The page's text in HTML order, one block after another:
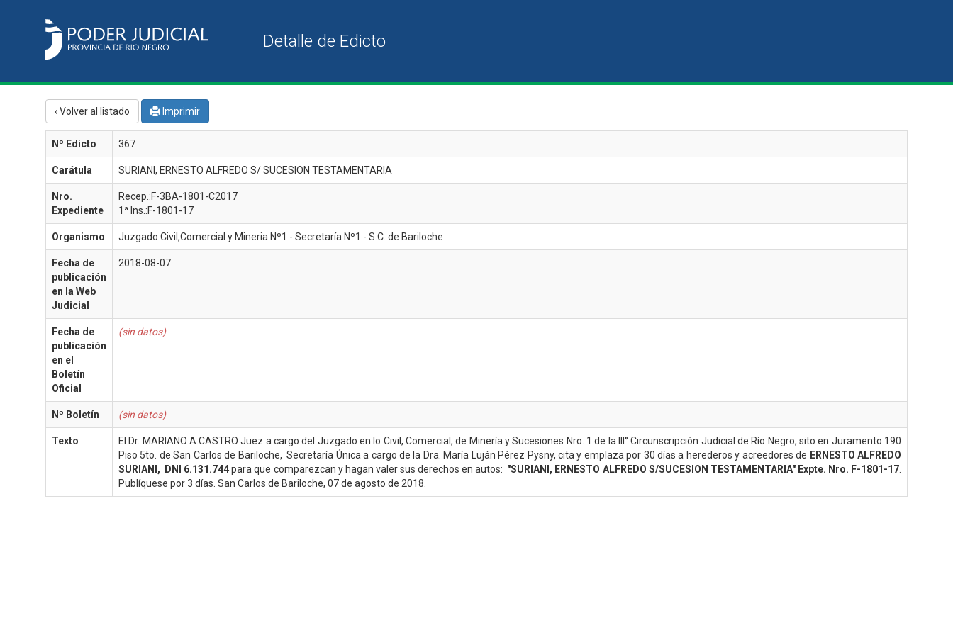
‹ Volver al listado Imprimir
Nº Edicto 367
Carátula SURIANI, ERNESTO ALFREDO S/ SUCESION TESTAMENTARIA
Nro.
Expediente
Recep.:F-3BA-1801-C2017
1ª Ins.:F-1801-17
Organismo Juzgado Civil,Comercial y Mineria Nº1 - Secretaría Nº1 - S.C. de Bariloche
Fecha de
publicación
en la Web
Judicial
2018-08-07
Fecha de
publicación
en el
Boletín
Oficial
(sin datos)
Nº Boletín (sin datos)
Texto
El Dr. MARIANO A.CASTRO Juez a cargo del Juzgado en lo Civil, Comercial, de Minería y Sucesiones Nro. 1 de la III° Circunscripción Judicial de Río Negro, sito en Juramento 190
Piso 5to. de San Carlos de Bariloche, Secretaría Única a cargo de la Dra. María Luján Pérez Pysny, cita y emplaza por 30 días a herederos y acreedores de ERNESTO ALFREDO
SURIANI, DNI 6.131.744para que comparezcan y hagan valer sus derechos en autos: "SURIANI, ERNESTO ALFREDO S/SUCESION TESTAMENTARIA" Expte. Nro. F-1801-17
Publíquese por 3 días. San Carlos de Bariloche, 07 de agosto de 2018.